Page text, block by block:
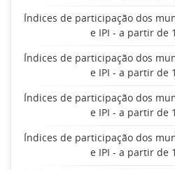
Índices de participação dos
e IPI - a partir de
Índices de participação dos
e IPI - a partir de
Índices de participação dos
e IPI - a partir de
Índices de participação dos
e IPI - a partir de